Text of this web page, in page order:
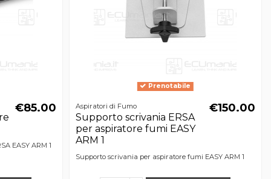
€85.00
EASY ARM 1
Prenotabile
Aspiratori di Fumo
Supporto scrivania ERSA
per aspiratore fumi EASY
ARM 1
€150.00
Supporto scrivania per aspiratore fumi EASY ARM 1